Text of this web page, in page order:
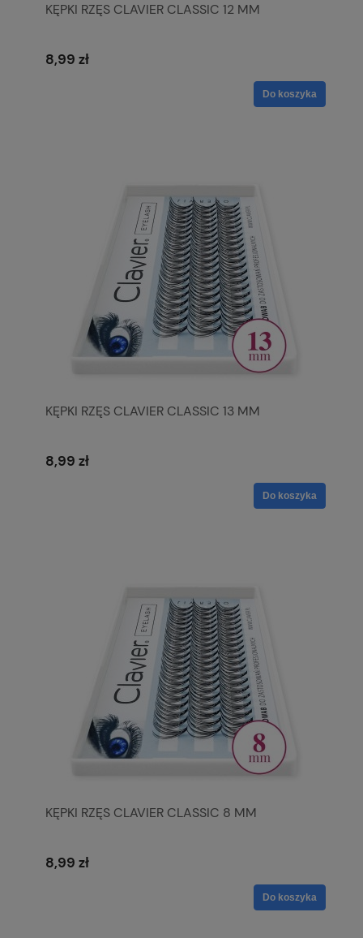
KĘPKI RZĘS CLAVIER CLASSIC 12 MM
8,99 zł
Do koszyka
KĘPKI RZĘS CLAVIER CLASSIC 13 MM
8,99 zł
Do koszyka
KĘPKI RZĘS CLAVIER CLASSIC 8 MM
8,99 zł
Do koszyka